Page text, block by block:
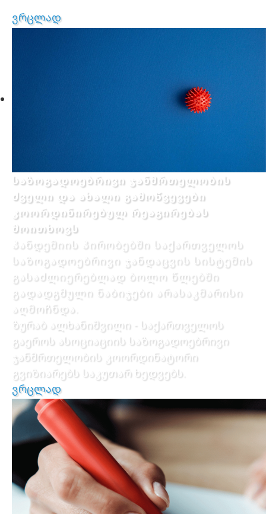
ვრცლად
საზოგადოებრივი ჯანმრთელობის
ძველი და ახალი გამოწვევები
კოორდინირებულ რეაგირებას
მოითხოვს
პანდემიის პირობებში საქართველოს
საზოგადოებრივი ჯანდაცვის სისტემის
გასაძლიერებლად ბოლო წლებში
გადადგმული ნაბიჯები არასაკმარისი
აღმოჩნდა.
ზურაბ ალხანიშვილი - საქართველოს
გაეროს ასოციაციის საზოგადოებრივი
ჯანმრთელობის კოორდინატორი
გვიზიარებს საკუთარ ხედვებს.
ვრცლად